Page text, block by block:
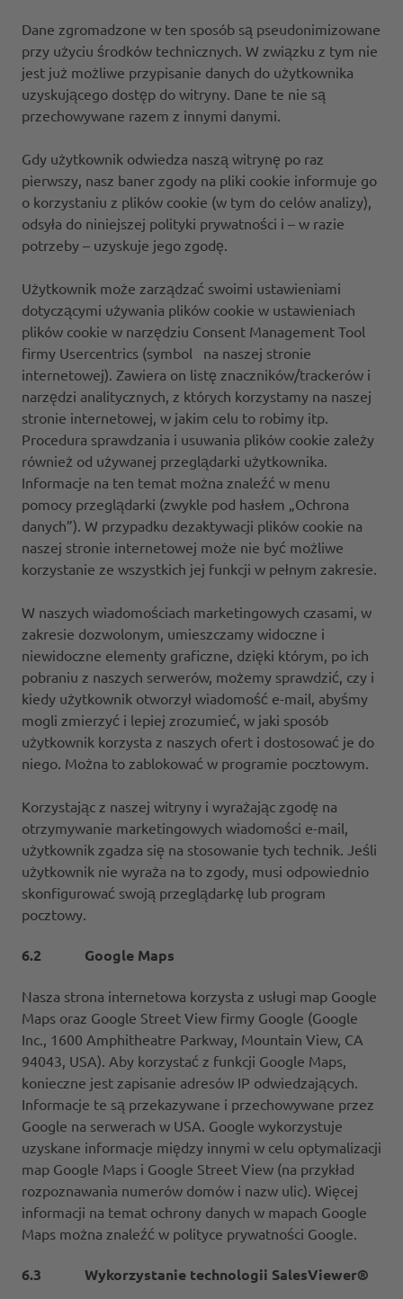
Dane zgromadzone w ten sposób są pseudonimizowane
przy użyciu środków technicznych. W związku z tym nie
jest już możliwe przypisanie danych do użytkownika
uzyskującego dostęp do witryny. Dane te nie są
przechowywane razem z innymi danymi.
Gdy użytkownik odwiedza naszą witrynę po raz
pierwszy, nasz baner zgody na pliki cookie informuje go
o korzystaniu z plików cookie (w tym do celów analizy),
odsyła do niniejszej polityki prywatności i – w razie
potrzeby – uzyskuje jego zgodę.
Użytkownik może zarządzać swoimi ustawieniami
dotyczącymi używania plików cookie w ustawieniach
plików cookie w narzędziu Consent Management Tool
firmy Usercentrics (symbol na naszej stronie
internetowej). Zawiera on listę znaczników/trackerów i
narzędzi analitycznych, z których korzystamy na naszej
stronie internetowej, w jakim celu to robimy itp.
Procedura sprawdzania i usuwania plików cookie zależy
również od używanej przeglądarki użytkownika.
Informacje na ten temat można znaleźć w menu
pomocy przeglądarki (zwykle pod hasłem „Ochrona
danych”). W przypadku dezaktywacji plików cookie na
naszej stronie internetowej może nie być możliwe
korzystanie ze wszystkich jej funkcji w pełnym zakresie.
W naszych wiadomościach marketingowych czasami, w
zakresie dozwolonym, umieszczamy widoczne i
niewidoczne elementy graficzne, dzięki którym, po ich
pobraniu z naszych serwerów, możemy sprawdzić, czy i
kiedy użytkownik otworzył wiadomość e-mail, abyśmy
mogli zmierzyć i lepiej zrozumieć, w jaki sposób
użytkownik korzysta z naszych ofert i dostosować je do
niego. Można to zablokować w programie pocztowym.
Korzystając z naszej witryny i wyrażając zgodę na
otrzymywanie marketingowych wiadomości e-mail,
użytkownik zgadza się na stosowanie tych technik. Jeśli
użytkownik nie wyraża na to zgody, musi odpowiednio
skonfigurować swoją przeglądarkę lub program
pocztowy.
6.2 Google Maps
Nasza strona internetowa korzysta z usługi map Google
Maps oraz Google Street View firmy Google (Google
Inc., 1600 Amphitheatre Parkway, Mountain View, CA
94043, USA). Aby korzystać z funkcji Google Maps,
konieczne jest zapisanie adresów IP odwiedzających.
Informacje te są przekazywane i przechowywane przez
Google na serwerach w USA. Google wykorzystuje
uzyskane informacje między innymi w celu optymalizacji
map Google Maps i Google Street View (na przykład
rozpoznawania numerów domów i nazw ulic). Więcej
informacji na temat ochrony danych w mapach Google
Maps można znaleźć w polityce prywatności Google.
6.3 Wykorzystanie technologii SalesViewer®